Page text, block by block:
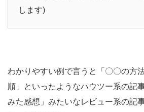
します)
わかりやすい例で言うと「〇〇の方
順」といったようなハウツー系の記
みた感想」みたいなレビュー系の記